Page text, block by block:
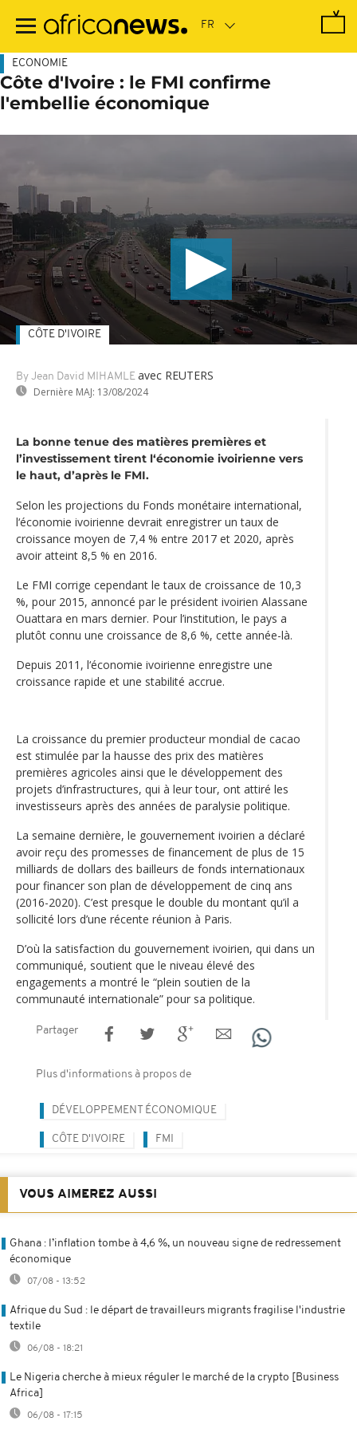
contenu
ECONOMIE
Côte d'Ivoire : le FMI confirme
l'embellie économique
By Jean David MIHAMLE avec REUTERS
Dernière MAJ: 13/08/2024
CÔTE D'IVOIRE
La bonne tenue des matières premières et
l’investissement tirent l‘économie ivoirienne vers
le haut, d’après le FMI.
Selon les projections du Fonds monétaire international,
l‘économie ivoirienne devrait enregistrer un taux de
croissance moyen de 7,4 % entre 2017 et 2020, après
avoir atteint 8,5 % en 2016.
Le FMI corrige cependant le taux de croissance de 10,3
%, pour 2015, annoncé par le président ivoirien Alassane
Ouattara en mars dernier. Pour l’institution, le pays a
plutôt connu une croissance de 8,6 %, cette année-là.
Depuis 2011, l‘économie ivoirienne enregistre une
croissance rapide et une stabilité accrue.
La croissance du premier producteur mondial de cacao
est stimulée par la hausse des prix des matières
premières agricoles ainsi que le développement des
projets d’infrastructures, qui à leur tour, ont attiré les
investisseurs après des années de paralysie politique.
La semaine dernière, le gouvernement ivoirien a déclaré
avoir reçu des promesses de financement de plus de 15
milliards de dollars des bailleurs de fonds internationaux
pour financer son plan de développement de cinq ans
(2016-2020). C’est presque le double du montant qu’il a
sollicité lors d’une récente réunion à Paris.
D’où la satisfaction du gouvernement ivoirien, qui dans un
communiqué, soutient que le niveau élevé des
engagements a montré le “plein soutien de la
communauté internationale” pour sa politique.
Partager
Plus d'informations à propos de
DÉVELOPPEMENT ÉCONOMIQUE
CÔTE D'IVOIRE FMI
VOUS AIMEREZ AUSSI
Ghana : l’inflation tombe à 4,6 %, un nouveau signe de redressement
économique
07/08 - 13:52
Afrique du Sud : le départ de travailleurs migrants fragilise l'industrie
textile
06/08 - 18:21
Le Nigeria cherche à mieux réguler le marché de la crypto [Business
Africa]
06/08 - 17:15